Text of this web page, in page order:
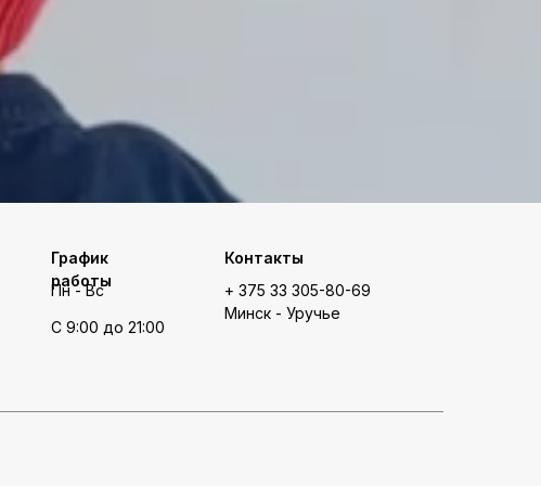
+ 375 33 305-80-69
Минск - Уручье
График
работы
Пн - Вс
С 9:00 до 21:00
Контакты